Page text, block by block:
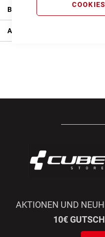
Bewertungen
Angaben zur Produktsicherheit
AKTIONEN UND
10€